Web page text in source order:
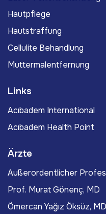
Hautpflege
Hautstraffung
Cellulite Behandlung
Muttermalentfernung
Links
Acıbadem International
Acıbadem Health Point
Ärzte
Außerordentlicher
Prof. Murat Gönenç, MD
Ömercan Yağız Öksüz, MD